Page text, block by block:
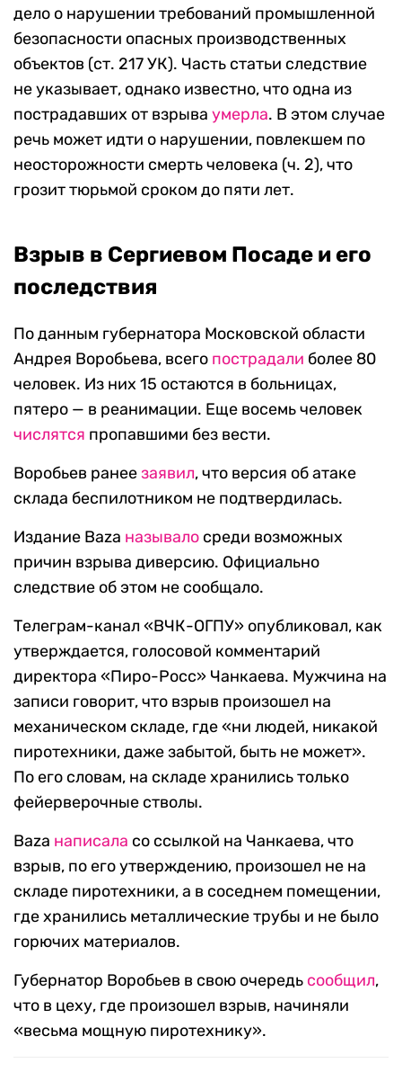
дело о нарушении требований промышленной
безопасности опасных производственных
объектов (ст. 217 УК). Часть статьи следствие
не указывает, однако известно, что одна из
пострадавших от взрыва умерла. В этом случае
речь может идти о нарушении, повлекшем по
неосторожности смерть человека (ч. 2), что
грозит тюрьмой сроком до пяти лет.
Взрыв в Сергиевом Посаде и его
последствия
По данным губернатора Московской области
Андрея Воробьева, всего пострадали более 80
человек. Из них 15 остаются в больницах,
пятеро — в реанимации. Еще восемь человек
числятся пропавшими без вести.
Воробьев ранеезаявил, что версия об атаке
склада беспилотником не подтвердилась.
Издание Baza называло среди возможных
причин взрыва диверсию. Официально
следствие об этом не сообщало.
Телеграм-канал «ВЧК-ОГПУ» опубликовал, как
утверждается, голосовой комментарий
директора «Пиро-Росс» Чанкаева. Мужчина на
записи говорит, что взрыв произошел на
механическом складе, где «ни людей, никакой
пиротехники, даже забытой, быть не может».
По его словам, на складе хранились только
фейерверочные стволы.
Baza написала со ссылкой на Чанкаева, что
взрыв, по его утверждению, произошел не на
складе пиротехники, а в соседнем помещении,
где хранились металлические трубы и не было
горючих материалов.
Губернатор Воробьев в свою очередь сообщил,
что в цеху, где произошел взрыв, начиняли
«весьма мощную пиротехнику».